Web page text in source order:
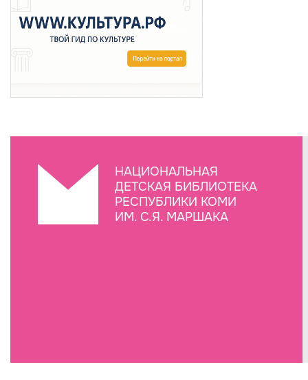
НАЦИОНАЛЬНАЯ
ДЕТСКАЯ БИБЛИОТЕКА
РЕСПУБЛИКИ КОМИ
ИМ. С.Я. МАРШАКА